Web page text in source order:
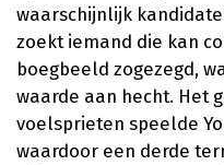
waarschijnlijk
zoekt iemand die kan
boegbeeld zogezegd,
waarde aan hecht. Het
voelsprieten speelde
waardoor een derde